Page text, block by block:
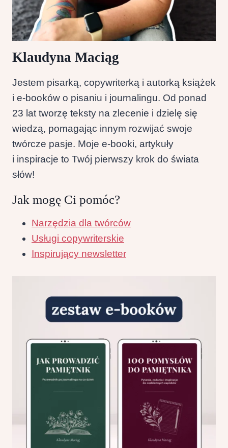
Klaudyna Maciąg
Jestem pisarką, copywriterką i autorką książek
i e-booków o pisaniu i journalingu. Od ponad
23 lat tworzę teksty na zlecenie i dzielę się
wiedzą, pomagając innym rozwijać swoje
twórcze pasje. Moje e-booki, artykuły
i inspiracje to Twój pierwszy krok do świata
słów!
Jak mogę Ci pomóc?
Narzędzia dla twórców
Usługi copywriterskie
Inspirujący newsletter